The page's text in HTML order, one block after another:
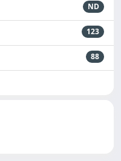
ND
123
88